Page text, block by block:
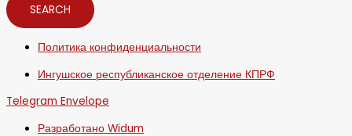
SEARCH
Политика конфиденциальности
Ингушское республиканское отделение КПРФ
Telegram Envelope
Разработано Widum